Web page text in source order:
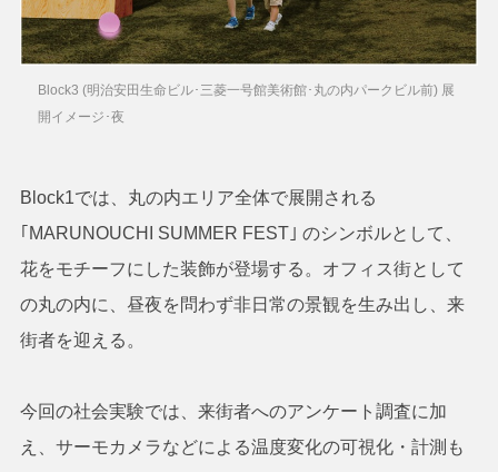
Block3 (明治安田生命ビル･三菱一号館美術館･丸の内パークビル前) 展
開イメージ･夜
Block1では、丸の内エリア全体で展開される
｢MARUNOUCHI SUMMER FEST｣ のシンボルとして、
花をモチーフにした装飾が登場する。オフィス街として
の丸の内に、昼夜を問わず非日常の景観を生み出し、来
街者を迎える。
今回の社会実験では、来街者へのアンケート調査に加
え、サーモカメラなどによる温度変化の可視化・計測も